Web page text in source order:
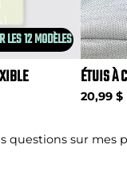
LES 12 MODÈLES
ÉTUIS À
20,99 $
questions sur mes